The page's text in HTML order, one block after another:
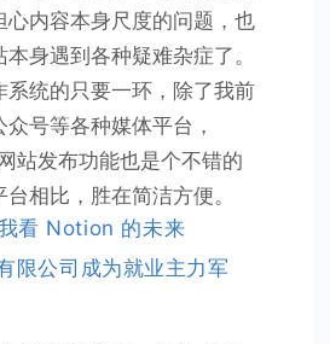
心内容本身尺度的问题，也
身遇到各种疑难杂症了。
系统的只要一环，除了我前
号等各种媒体平台，
站发布功能也是个不错的
相比，胜在简洁方便。
看 Notion 的未来
限公司成为就业主力军